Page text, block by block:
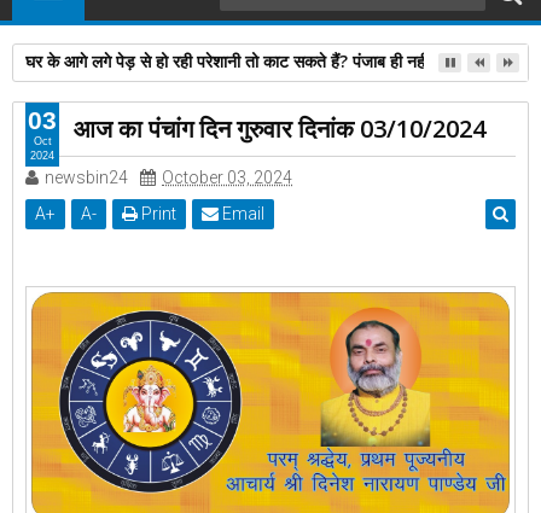
घर के आगे लगे पेड़ से हो रही परेशानी तो काट सकते हैं? पंजाब ही नहीं, दिल्‍ली-यूपी
आज का पंचांग दिन गुरुवार दिनांक 03/10/2024
newsbin24
October 03, 2024
A+ A- Print Email
03
Oct
2024